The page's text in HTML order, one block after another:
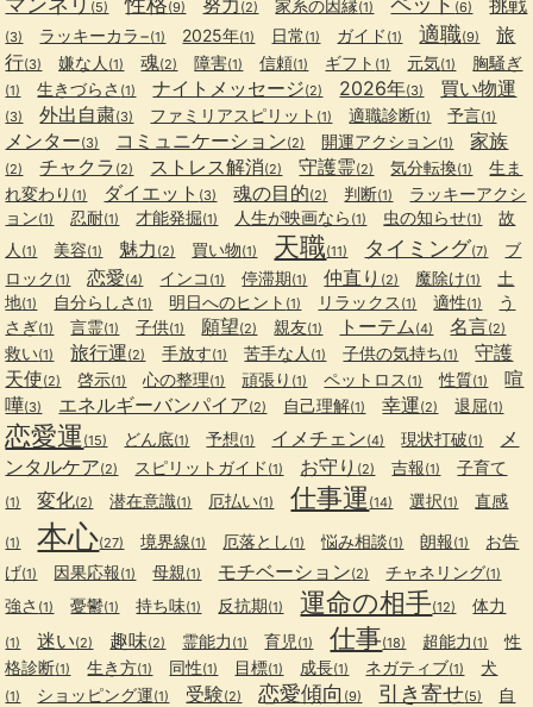
(5) (9) (2) 家系の因縁(1) (6)
(3) ラッキーカラ−(1) 2025年(1) 日常 (1) ガイド (1) 適職(9)
旅
行(3) 嫌な人 (1) 魂(2) 障害(1) 信頼(1) ギフト (1) 元気(1) 胸騒ぎ
(1) 生きづらさ (1) ナイトメッセージ(2) 2026年(3) 買い物運
(3) 外出自粛(3) ファミリアスピリット (1) 適職診断(1) 予言(1)
メンター(3) コミュニケーション(2) 開運アクション(1) 家族
(2) チャクラ (2) ストレス解消(2) 守護霊(2) 気分転換(1)
生ま
れ変わり (1) ダイエット (3) 魂の目的(2) 判断(1)
ラッキーアクシ
ョン(1) 忍耐(1) 才能発掘(1) 人生が映画なら (1) 虫の知らせ(1)
故
人 (1) 美容(1) 魅力 (2) 買い物(1) 天職(11) タイミング(7)
ブ
ロック (1) 恋愛(4) インコ (1) 停滞期(1) 仲直り (2) 魔除け(1)
土
地(1) 自分らしさ (1) 明日へのヒント (1) リラックス (1) 適性(1)
う
さぎ(1) 言霊(1) 子供(1) 願望(2) 親友(1) トーテム (4) 名言(2)
救い(1) 旅行運(2) 手放す(1) 苦手な人 (1) 子供の気持ち(1)
守護
天使(2) 啓示(1) 心の整理(1) 頑張り (1) ペットロス (1) 性質(1)
喧
嘩(3) エネルギーバンパイア(2) 自己理解(1) 幸運(2) 退屈(1)
恋愛運 (15) どん底(1) 予想(1) イメチェン(4) 現状打破(1)
メ
ンタルケア(2) スピリットガイド (1) お守り (2) 吉報(1) 子育て
(1) 変化(2) 潜在意識(1) 厄払い(1) 仕事運 (14) 選択(1) 直感
(1) 本心(27) 境界線(1) 厄落とし (1) 悩み相談(1) 朗報(1)
お告
げ(1) 因果応報(1) 母親(1) モチベーション(2) チャネリング(1)
強さ (1) 憂鬱(1) 持ち味(1) 反抗期(1) 運命の相手(12) 体力
(1) 迷い(2) 趣味(2) 霊能力 (1) 育児 (1) 仕事(18) 超能力 (1)
性
格診断(1) 生き方(1) 同性(1) 目標(1) 成長(1) ネガティブ(1) 犬
(1) ショッピング運(1) 受験(2) 恋愛傾向 (9) 引き寄せ(5)
自